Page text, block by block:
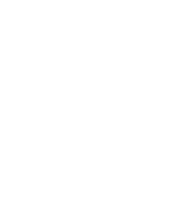
1,229 WB